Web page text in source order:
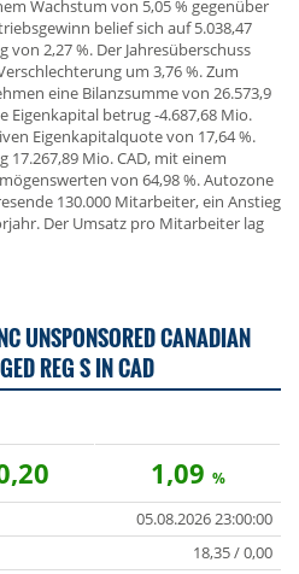
Wachstum von 5,05 % gegenüber
belief sich auf 5.038,47
von 2,27 %. Der Jahresüberschuss
um 3,76 %. Zum
eine Bilanzsumme von 26.573,9
Eigenkapital betrug -4.687,68 Mio.
Eigenkapitalquote von 17,64 %.
Mio. CAD, mit einem
von 64,98 %. Autozone
130.000 Mitarbeiter, ein Anstieg
Der Umsatz pro Mitarbeiter lag
UNSPONSORED CANADIAN
REG S IN CAD
1,09 %
05.08.2026 23:00:00
18,35 / 0,00